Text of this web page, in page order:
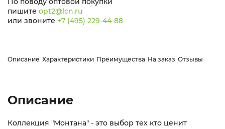
пишите opt2@lcn.ru
или звоните +7 (495) 229-44-88
Описание Характеристики Преимущества На заказ Отзывы
Описание
Коллекция "Монтана" - это выбор тех кто ценит